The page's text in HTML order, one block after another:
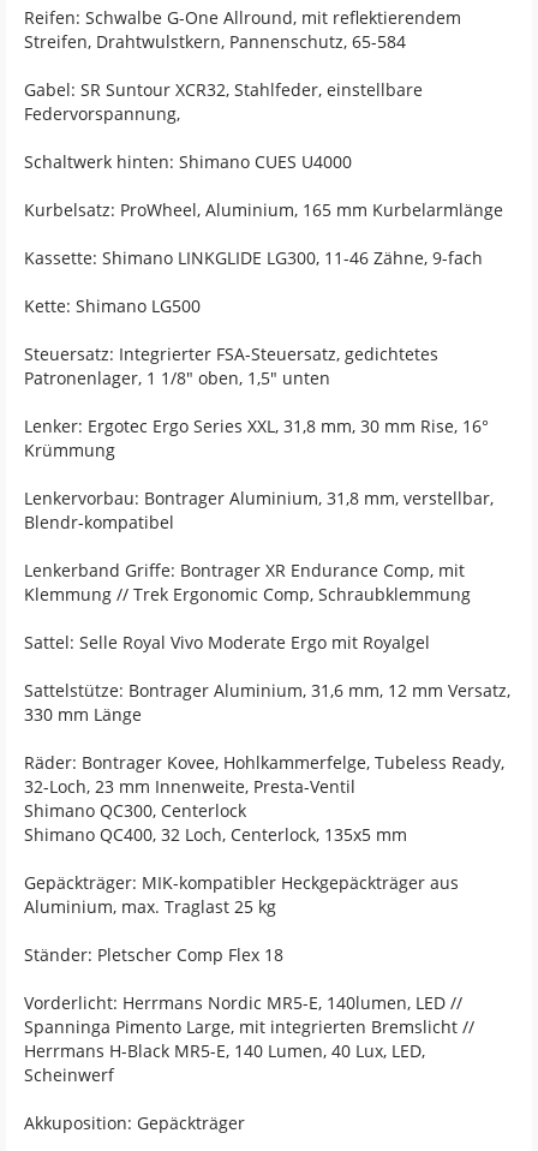
Reifen: Schwalbe G-One Allround, mit reflektierendem
Streifen, Drahtwulstkern, Pannenschutz, 65-584
Gabel: SR Suntour XCR32, Stahlfeder, einstellbare
Federvorspannung,
Schaltwerk hinten: Shimano CUES U4000
Kurbelsatz: ProWheel, Aluminium, 165 mm Kurbelarmlänge
Kassette: Shimano LINKGLIDE LG300, 11-46 Zähne, 9-fach
Kette: Shimano LG500
Steuersatz: Integrierter FSA-Steuersatz, gedichtetes
Patronenlager, 1 1/8" oben, 1,5" unten
Lenker: Ergotec Ergo Series XXL, 31,8 mm, 30 mm Rise, 16°
Krümmung
Lenkervorbau: Bontrager Aluminium, 31,8 mm, verstellbar,
Blendr-kompatibel
Lenkerband Griffe: Bontrager XR Endurance Comp, mit
Klemmung // Trek Ergonomic Comp, Schraubklemmung
Sattel: Selle Royal Vivo Moderate Ergo mit Royalgel
Sattelstütze: Bontrager Aluminium, 31,6 mm, 12 mm Versatz,
330 mm Länge
Räder: Bontrager Kovee, Hohlkammerfelge, Tubeless Ready,
32-Loch, 23 mm Innenweite, Presta-Ventil
Shimano QC300, Centerlock
Shimano QC400, 32 Loch, Centerlock, 135x5 mm
Gepäckträger: MIK-kompatibler Heckgepäckträger aus
Aluminium, max. Traglast 25 kg
Ständer: Pletscher Comp Flex 18
Vorderlicht: Herrmans Nordic MR5-E, 140lumen, LED //
Spanninga Pimento Large, mit integrierten Bremslicht //
Herrmans H-Black MR5-E, 140 Lumen, 40 Lux, LED,
Scheinwerf
Akkuposition: Gepäckträger